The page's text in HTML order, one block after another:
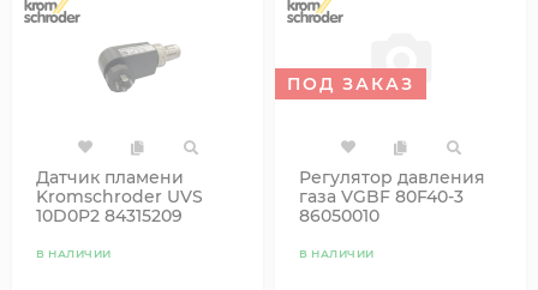
Датчик пламени
Kromschroder UVS
10D0P2 84315209
В НАЛИЧИИ
ПОД ЗАКАЗ
Регулятор давления
газа VGBF 80F40-3
86050010
В НАЛИЧИИ